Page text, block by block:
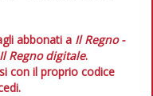
abbonati a Il Regno -
Il Regno digitale.
con il proprio codice